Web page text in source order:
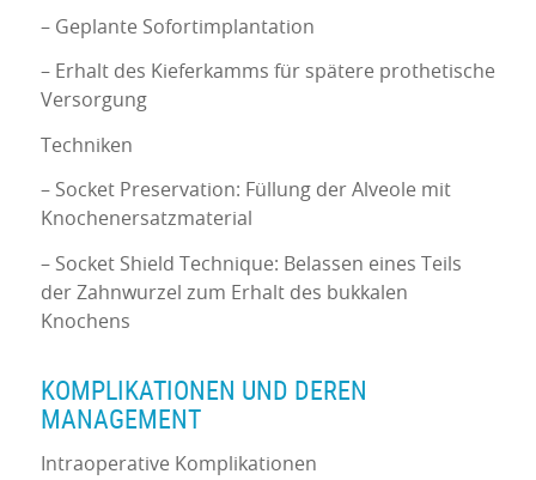
– Geplante Sofortimplantation
– Erhalt des Kieferkamms für spätere prothetische
Versorgung
Techniken
– Socket Preservation: Füllung der Alveole mit
Knochenersatzmaterial
– Socket Shield Technique: Belassen eines Teils
der Zahnwurzel zum Erhalt des bukkalen
Knochens
KOMPLIKATIONEN UND DEREN
MANAGEMENT
Intraoperative Komplikationen